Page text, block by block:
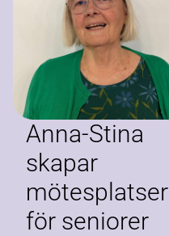
Anna-Stina
skapar
mötesplatser
för seniorer